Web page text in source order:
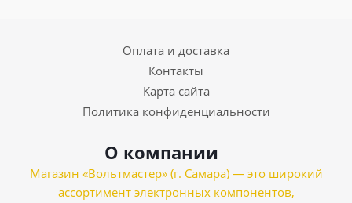
Оплата и доставка
Контакты
Карта сайта
Политика конфиденциальности
О компании
Магазин «Вольтмастер» (г. Самара) — это широкий
ассортимент электронных компонентов,